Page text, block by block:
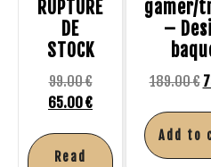
RUPTURE
DE
STOCK
99.00€
65.00€
Read
gamer/
–
189.00€
Add to